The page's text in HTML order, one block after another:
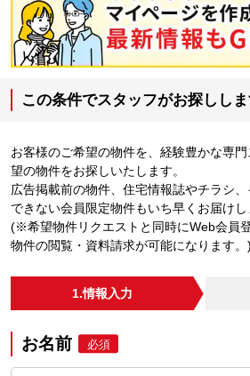
この条件でスタッフがお探しし
お客様のご希望の物件を、経験豊かな専
望の物件をお探しいたします。
広告掲載前の物件、住宅情報誌やチラシ
できない会員限定物件もいち早くお届けし
(※希望物件リクエストと同時にWeb会員
物件の閲覧・資料請求が可能になります。)
1.情報入力
お名前 必須